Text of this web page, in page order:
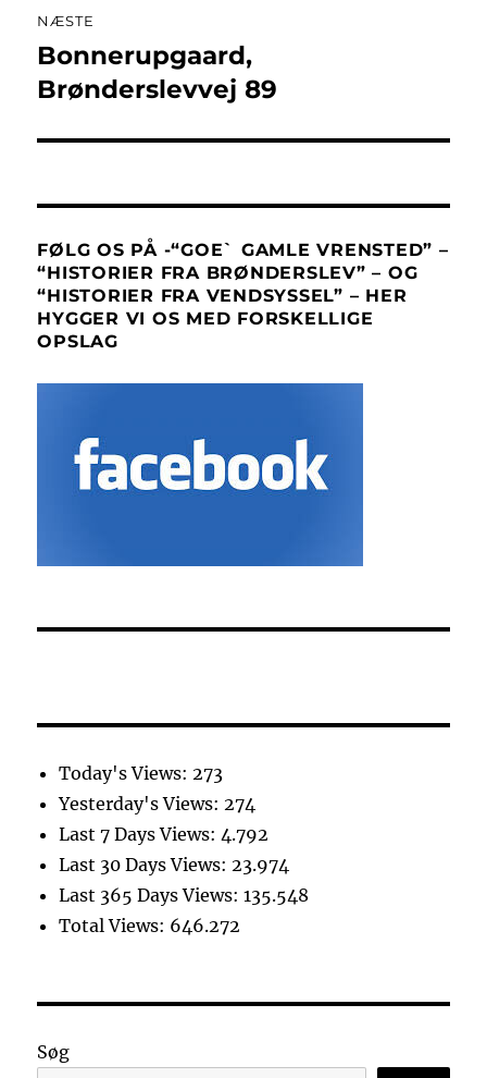
NÆSTE
Næste
indlæg:
Bonnerupgaard,
Brønderslevvej 89
FØLG OS PÅ -“GOE` GAMLE VRENSTED” –
“HISTORIER FRA BRØNDERSLEV” – OG
“HISTORIER FRA VENDSYSSEL” – HER
HYGGER VI OS MED FORSKELLIGE
OPSLAG
Today's Views:273
Yesterday's Views:274
Last 7 Days Views:4.792
Last 30 Days Views:23.974
Last 365 Days Views:135.548
Total Views: 646.272
Søg